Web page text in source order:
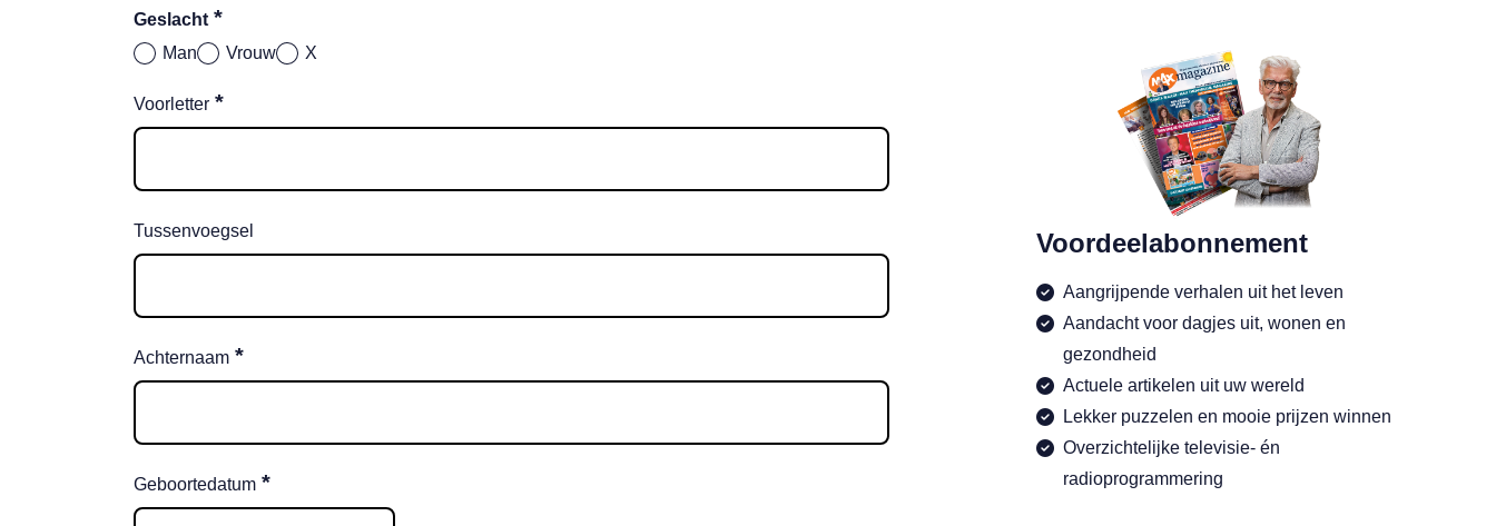
Geslacht *
Man Vrouw X
Voorletter *
Tussenvoegsel
Achternaam *
Geboortedatum *
Voordeelabonnement
Aangrijpende verhalen uit het leven
Aandacht voor dagjes uit, wonen en
gezondheid
Actuele artikelen uit uw wereld
Lekker puzzelen en mooie prijzen winnen
Overzichtelijke televisie- én
radioprogrammering